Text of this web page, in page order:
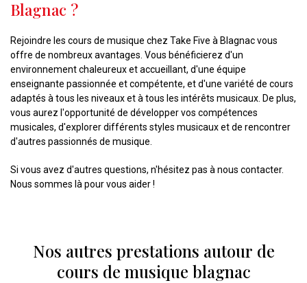
Blagnac ?
Rejoindre les cours de musique chez Take Five à Blagnac vous
offre de nombreux avantages. Vous bénéficierez d'un
environnement chaleureux et accueillant, d'une équipe
enseignante passionnée et compétente, et d'une variété de cours
adaptés à tous les niveaux et à tous les intérêts musicaux. De plus,
vous aurez l'opportunité de développer vos compétences
musicales, d'explorer différents styles musicaux et de rencontrer
d'autres passionnés de musique.
Si vous avez d'autres questions, n'hésitez pas à nous contacter.
Nous sommes là pour vous aider !
Nos autres prestations autour de
cours de musique blagnac